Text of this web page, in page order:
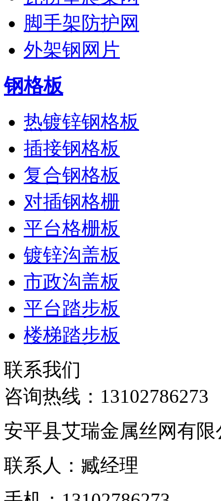
脚手架防护网
外架钢网片
钢格板
热镀锌钢格板
插接钢格板
复合钢格板
对插钢格栅
平台格栅板
镀锌沟盖板
市政沟盖板
平台踏步板
楼梯踏步板
联系我们
咨询热线： 13102786273
安平县艾瑞金属丝网有限
联系人：臧经理